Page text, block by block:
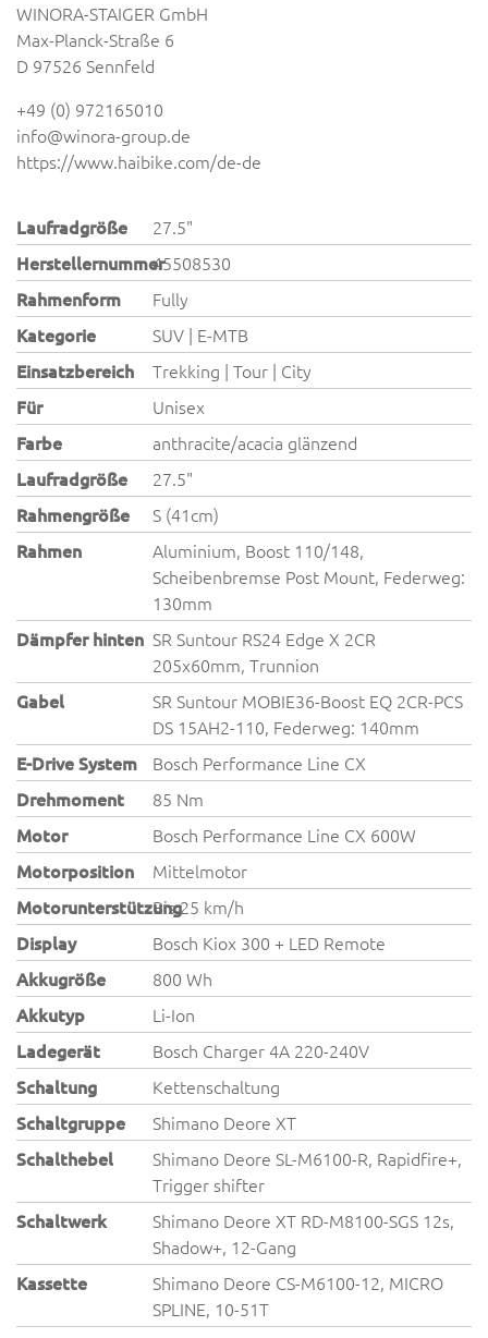
WINORA-STAIGER GmbH
Max-Planck-Straße 6
D 97526 Sennfeld
+49 (0) 972165010
info@winora-group.de
https://www.haibike.com/de-de
Laufradgröße
27.5"
Herstellernummer45508530
Rahmenform
Fully
Kategorie
SUV | E-MTB
Einsatzbereich
Trekking | Tour | City
Für
Unisex
Farbe
anthracite/acacia glänzend
Laufradgröße
27.5"
Rahmengröße
S (41cm)
Rahmen
Aluminium, Boost 110/148,
Scheibenbremse Post Mount, Federweg:
130mm
Dämpfer hinten SR Suntour RS24 Edge X 2CR
205x60mm, Trunnion
Gabel
SR Suntour MOBIE36-Boost EQ 2CR-PCS
DS 15AH2-110, Federweg: 140mm
E-Drive System
Bosch Performance Line CX
Drehmoment
85 Nm
Motor
Bosch Performance Line CX 600W
Motorposition
Mittelmotor
MotorunterstützungBis 25 km/h
Display
Bosch Kiox 300 + LED Remote
Akkugröße
800 Wh
Akkutyp
Li-Ion
Ladegerät
Bosch Charger 4A 220-240V
Schaltung
Kettenschaltung
Schaltgruppe
Shimano Deore XT
Schalthebel
Shimano Deore SL-M6100-R, Rapidfire+,
Trigger shifter
Schaltwerk
Shimano Deore XT RD-M8100-SGS 12s,
Shadow+, 12-Gang
Kassette
Shimano Deore CS-M6100-12, MICRO
SPLINE, 10-51T